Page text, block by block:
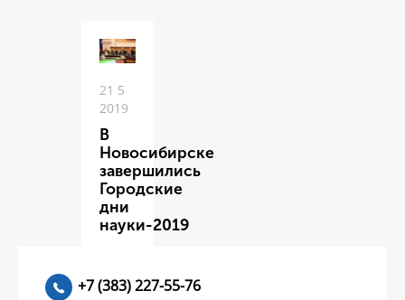
21 5
2019
В
Новосибирске
завершились
Городские
дни
науки-2019
+7 (383) 227-55-76